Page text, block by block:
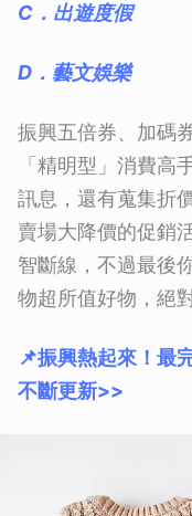
C．出遊度假
D．藝文娛樂
振興五倍券、加碼
「精明型」消費高
訊息，還有蒐集折
賣場大降價的促銷
智斷線，不過最後
物超所值好物，絕
📌振興熱起來！最
不斷更新>>